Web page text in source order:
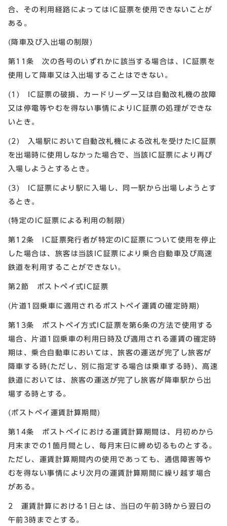
合、その利用経路によってはIC証票を使用できないことが
ある。
(降車及び入出場の制限)
第11条 次の各号のいずれかに該当する場合は、IC証票を
使用して降車又は入出場することはできない。
(1) IC証票の破損、カードリーダー又は自動改札機の故障
又は停電等やむを得ない事情によりIC証票の処理ができな
いとき。
(2) 入場駅において自動改札機による改札を受けたIC証票
を出場時に使用しなかった場合で、当該IC証票により再び
入場しようとするとき。
(3) IC証票により駅に入場し、同一駅から出場しようとす
るとき。
(特定のIC証票による利用の制限)
第12条 IC証票発行者が特定のIC証票について使用を停止
した場合は、旅客は当該IC証票により乗合自動車及び高速
鉄道を利用することができない。
第2節 ポストペイ式IC証票
(片道1回乗車に適用されるポストペイ運賃の確定時期)
第13条 ポストペイ方式IC証票を第6条の方法で使用する
場合、片道1回乗車の利用日時及び適用される運賃の確定時
期は、乗合自動車においては、旅客の運送が完了し旅客が
降車する時(ただし、別に指定する場合は乗車する時)、高速
鉄道においては、旅客の運送が完了し旅客が降車駅から出
場する時とする。
(ポストペイ運賃計算期間)
第14条 ポストペイにおける運賃計算期間は、月初めから
月末までの1箇月間とし、毎月末日に締め切るものとする。
ただし、運賃計算期間内の使用であっても、通信障害等や
むを得ない事情により次月の運賃計算期間に繰り越す場合
がある。
2 運賃計算における1日とは、当日の午前3時から翌日の
午前3時までとする。